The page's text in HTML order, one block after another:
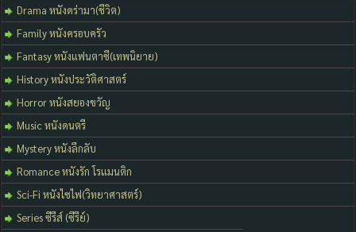
Drama หนังดร่ามา(ชีวิต)
Family หนังครอบครัว
Fantasy หนังแฟนตาซี(เทพนิยาย)
History หนังประวัติศาสตร์
Horror หนังสยองขวัญ
Music หนังดนตรี
Mystery หนังลึกลับ
Romance หนังรัก โรแมนติก
Sci-Fi หนังไซไฟ(วิทยาศาสตร์)
Series ซีรีส์ (ซีรีย์)